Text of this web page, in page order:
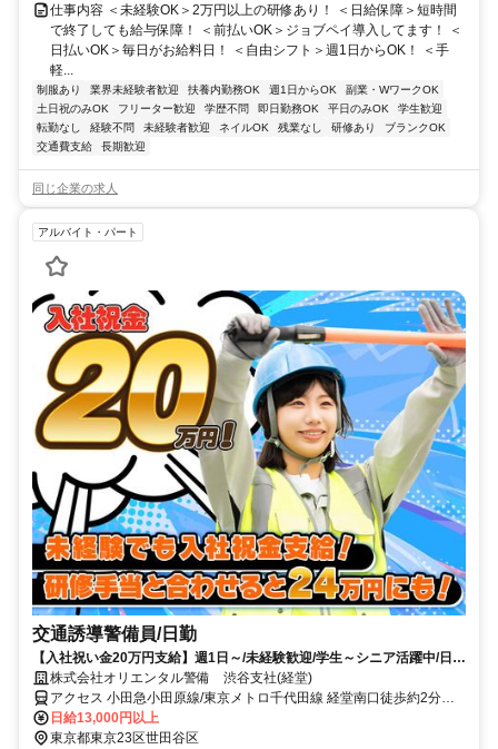
仕事内容 ＜未経験OK＞2万円以上の研修あり！ ＜日給保障＞短時間
で終了しても給与保障！ ＜前払いOK＞ジョブペイ導入してます！ ＜
日払いOK＞毎日がお給料日！ ＜自由シフト＞週1日からOK！ ＜手
軽...
制服あり 業界未経験者歓迎 扶養内勤務OK 週1日からOK
副業・WワークOK
土日祝のみOK
フリーター歓迎 学歴不問 即日勤務OK 平日のみOK
学生歓迎
転勤なし
経験不問 未経験者歓迎 ネイルOK 残業なし 研修あり
ブランクOK
交通費支給
長期歓迎
同じ企業の求人
アルバイト・パート
交通誘導警備員/日勤
【入社祝い金20万円支給】週1日～/未経験歓迎/学生～シニア活躍中/日払
い・週払いOK/履歴書不要！
株式会社オリエンタル警備 渋谷支社(経堂)
アクセス 小田急小田原線/東京メトロ千代田線 経堂南口徒歩約2分、
東急世田谷線 宮の坂下高井戸方面口徒歩約11分、小田急小田原線/東
京メトロ千代田線 千歳船橋北口徒歩約16分 (面接地/渋谷支社)東京都
日給13,000円以上
東京都東京23区世田谷区